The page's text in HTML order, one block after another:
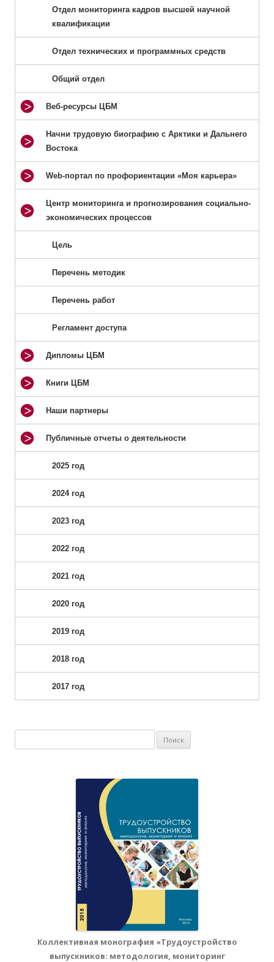
Отдел мониторинга кадров высшей научной
квалификации
Отдел технических и программных средств
Общий отдел
Веб-ресурсы ЦБМ
Начни трудовую биографию с Арктики и Дальнего
Востока
Web-портал по профориентации «Моя карьера»
Центр мониторинга и прогнозирования социально-
экономических процессов
Цель
Перечень методик
Перечень работ
Регламент доступа
Дипломы ЦБМ
Книги ЦБМ
Наши партнеры
Публичные отчеты о деятельности
2025 год
2024 год
2023 год
2022 год
2021 год
2020 год
2019 год
2018 год
2017 год
Коллективная монография «Трудоустройство
выпускников: методология, мониторинг